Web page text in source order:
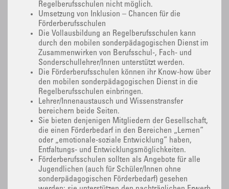
Regelberufsschulen nicht möglich.
Umsetzung von Inklusion – Chancen für die
Förderberufsschulen
Die Vollausbildung an Regelberufsschulen kann
durch den mobilen sonderpädagogischen Dienst im
Zusammenwirken von Berufsschul-, Fach- und
Sonderschullehrer/Innen unterstützt werden.
Die Förderberufsschulen können ihr Know-how über
den mobilen sonderpädagogischen Dienst in die
Regelberufsschulen einbringen.
Lehrer/Innenaustausch und Wissenstransfer
bereichern beide Seiten.
Sie bieten denjenigen Mitgliedern der Gesellschaft,
die einen Förderbedarf in den Bereichen „Lernen“
oder „emotionale-soziale Entwicklung“ haben,
Entfaltungs- und Entwicklungsmöglichkeiten.
Förderberufsschulen sollten als Angebote für alle
Jugendlichen (auch für Schüler/Innen ohne
sonderpädagogischen Förderbedarf) gesehen